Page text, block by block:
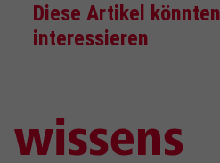
Diese Artikel
interessieren